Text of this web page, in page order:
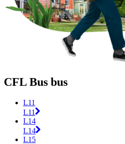
CFL Bus bus
L11
L11
L14
L14
L15